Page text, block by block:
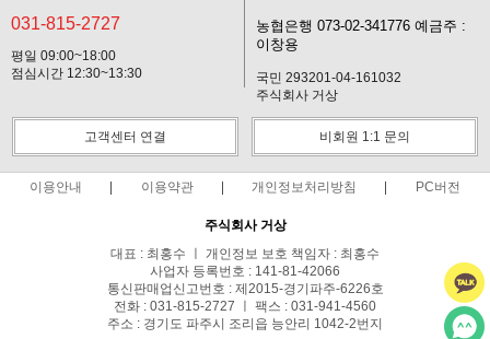
031-815-2727
평일 09:00~18:00
점심시간 12:30~13:30
농협은행 073-02-341776 예금주 :
이창용
국민 293201-04-161032
주식회사 거상
고객센터 연결 비회원 1:1 문의
이용안내 이용약관 개인정보처리방침 PC버전
주식회사 거상
대표 : 최홍수 ㅣ 개인정보 보호 책임자 : 최홍수
사업자 등록번호 : 141-81-42066
통신판매업신고번호 : 제2015-경기파주-6226호
전화 : 031-815-2727 ㅣ 팩스 : 031-941-4560
주소 : 경기도 파주시 조리읍 능안리 1042-2번지